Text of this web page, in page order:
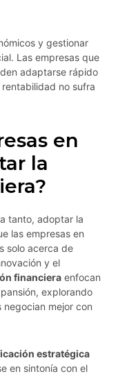
y gestionar
Las empresas que
adaptarse rápido
no sufra
en
la
tanto, adoptar la
las empresas en
solo acerca de
y el
financiera enfocan
explorando
mejor con
estratégica
en sintonía con el